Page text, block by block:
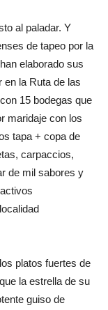
al paladar. Y
de tapeo por la
elaborado sus
en la Ruta de las
15 bodegas que
maridaje con los
tapa + copa de
carpaccios,
de mil sabores y
platos fuertes de
la estrella de su
guiso de